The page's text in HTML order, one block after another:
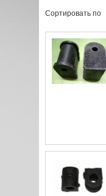
Сортировать по